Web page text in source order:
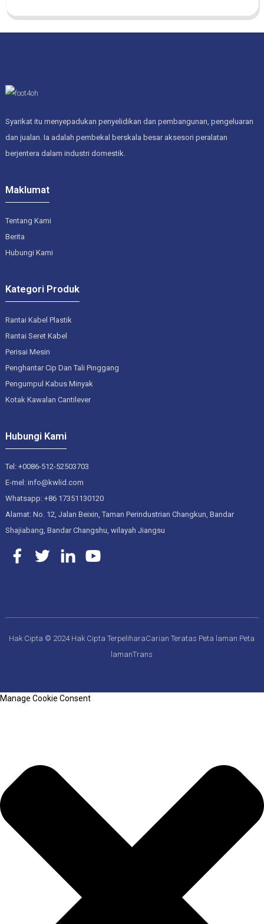
Syarikat itu menyepadukan penyelidikan dan pembangunan, pengeluaran
dan jualan. Ia adalah pembekal berskala besar aksesori peralatan
berjentera dalam industri domestik.
Maklumat
Tentang Kami
Berita
Hubungi Kami
Kategori Produk
Rantai Kabel Plastik
Rantai Seret Kabel
Perisai Mesin
Penghantar Cip Dan Tali Pinggang
Pengumpul Kabus Minyak
Kotak Kawalan Cantilever
Hubungi Kami
Tel: +0086-512-52503703
E-mel: info@kwlid.com
Whatsapp: +86 17351130120
Alamat: No. 12, Jalan Beixin, Taman Perindustrian Changkun, Bandar
Shajiabang, Bandar Changshu, wilayah Jiangsu
Hak Cipta © 2024 Hak Cipta TerpeliharaCarian Teratas Peta laman Peta
lamanTrans
Manage Cookie Consent